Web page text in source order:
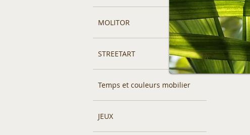
MOLITOR
STREETART
Temps et couleurs mobilier
JEUX